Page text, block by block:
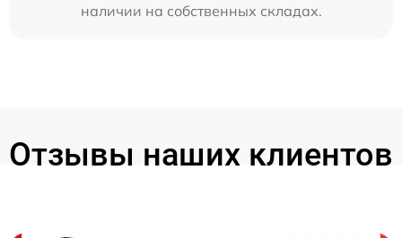
наличии на собственных складах.
Отзывы наших клиентов